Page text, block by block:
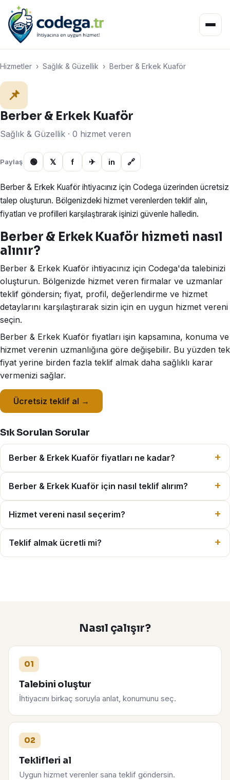
Hizmetler › Sağlık & Güzellik › Berber & Erkek Kuaför
📌
Berber & Erkek Kuaför
Sağlık & Güzellik · 0 hizmet veren
Paylaş 🟢 𝕏 f ✈ in 🔗
Berber & Erkek Kuaför ihtiyacınız için Codega üzerinden ücretsiz
talep oluşturun. Bölgenizdeki hizmet verenlerden teklif alın,
fiyatları ve profilleri karşılaştırarak işinizi güvenle halledin.
Berber & Erkek Kuaför hizmeti nasıl
alınır?
Berber & Erkek Kuaför ihtiyacınız için Codega'da talebinizi
oluşturun. Bölgenizde hizmet veren firmalar ve uzmanlar
teklif göndersin; fiyat, profil, değerlendirme ve hizmet
detaylarını karşılaştırarak sizin için en uygun hizmet vereni
seçin.
Berber & Erkek Kuaför fiyatları işin kapsamına, konuma ve
hizmet verenin uzmanlığına göre değişebilir. Bu yüzden tek
fiyat yerine birden fazla teklif almak daha sağlıklı karar
vermenizi sağlar.
Ücretsiz teklif al →
Sık Sorulan Sorular
Berber & Erkek Kuaför fiyatları ne kadar?
Berber & Erkek Kuaför için nasıl teklif alırım?
Hizmet vereni nasıl seçerim?
Teklif almak ücretli mi?
Nasıl çalışır?
01
Talebini oluştur
İhtiyacını birkaç soruyla anlat, konumunu seç.
02
Teklifleri al
Uygun hizmet verenler sana teklif göndersin.